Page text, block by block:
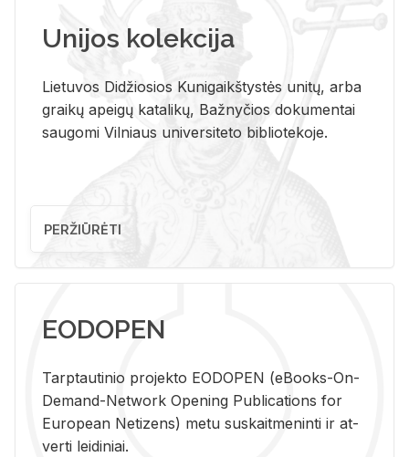
Unijos kolekcija
Lietuvos Didžiosios Kunigaikštystės unitų, arba
graikų apeigų katalikų, Bažnyčios dokumentai
saugomi Vilniaus universiteto bibliotekoje.
PERŽIŪRĖTI
EODOPEN
Tarp­tau­ti­nio pro­jek­to EO­DO­PEN (eBo­oks-On-
De­mand-Ne­twork Ope­ning Pub­li­ca­tions for
Eu­ro­pe­an Ne­ti­zens) metu su­skait­me­nin­ti ir at­
ver­ti lei­di­niai.